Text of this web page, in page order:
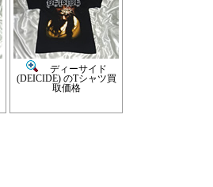
ディーサイド
(DEICIDE) のTシャツ買
取価格